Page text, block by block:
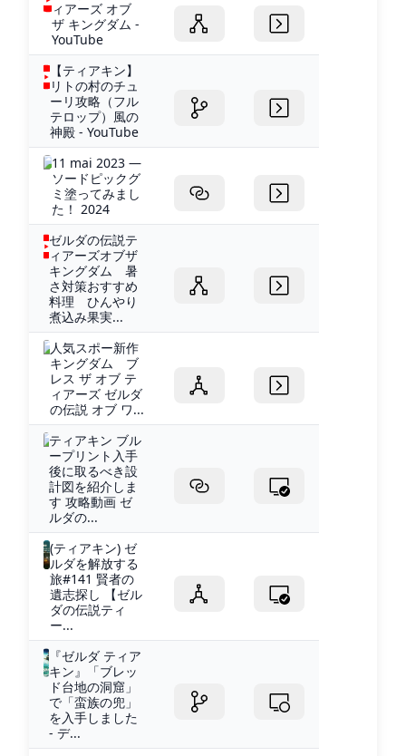
ィアーズ オブ
ザ キングダム -
YouTube
【ティアキン】
リトの村のチュ
ーリ攻略（フル
テロップ）風の
神殿 - YouTube
11 mai 2023 —
ソードピックグ
ミ塗ってみまし
た！ 2024
ゼルダの伝説テ
ィアーズオブザ
キングダム 暑
さ対策おすすめ
料理 ひんやり
煮込み果実...
人気スポー新作
キングダム ブ
レス ザ オブ テ
ィアーズ ゼルダ
の伝説 オブ ワ...
ティアキン ブル
ープリント入手
後に取るべき設
計図を紹介しま
す 攻略動画 ゼ
ルダの...
(ティアキン) ゼ
ルダを解放する
旅#141 賢者の
遺志探し 【ゼル
ダの伝説ティ
ー...
『ゼルダ ティア
キン』「ブレッ
ド台地の洞窟」
で「蛮族の兜」
を入手しました
- デ...